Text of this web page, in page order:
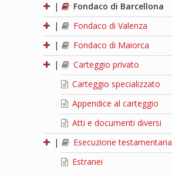
|
Fondaco di Barcellona
|
Fondaco di Valenza
|
Fondaco di Maiorca
|
Carteggio privato
Carteggio specializzato
Appendice al carteggio
Atti e documenti diversi
|
Esecuzione testamentaria
Estranei